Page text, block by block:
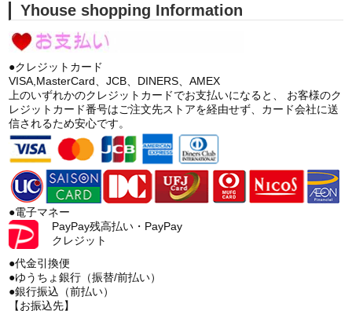
Yhouse shopping Information
●クレジットカード
VISA,MasterCard、JCB、DINERS、AMEX
上のいずれかのクレジットカードでお支払いになると、 お客様のク
レジットカード番号はご注文先ストアを経由せず、カード会社に送
信されるため安心です。
●電子マネー
PayPay残高払い・PayPay
クレジット
●代金引換便
●ゆうちょ銀行（振替/前払い）
●銀行振込（前払い）
【お振込先】